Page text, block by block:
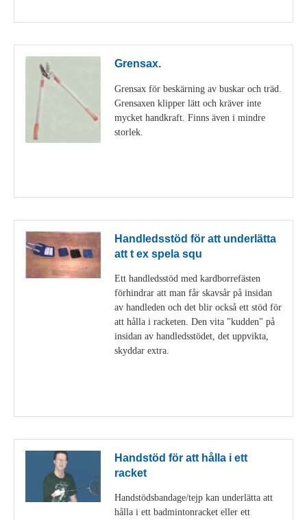
Grensax.
Grensax för beskärning av buskar och träd.
Grensaxen klipper lätt och kräver inte
mycket handkraft. Finns även i mindre
storlek.
Handledsstöd för att underlätta
att t ex spela squ
Ett handledsstöd med kardborrefästen
förhindrar att man får skavsår på insidan
av handleden och det blir också ett stöd för
att hålla i racketen. Den vita "kudden" på
insidan av handledsstödet, det uppvikta,
skyddar extra.
Handstöd för att hålla i ett
racket
Handstödsbandage/tejp kan underlätta att
hålla i ett badmintonracket eller ett